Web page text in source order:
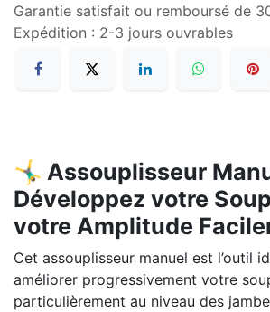
Garantie satisfait ou remboursé de
Expédition : 2-3 jours ouvrables
🤸‍♂️ Assouplisseur
Développez votre
votre Amplitude
Cet assouplisseur manuel est l’outil
améliorer progressivement votre
particulièrement au niveau des